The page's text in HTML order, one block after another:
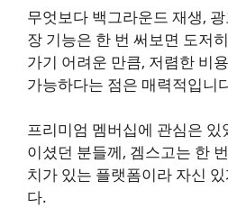
무엇보다 백그라운드 재생,
장 기능은 한 번 써보면 도저
가기 어려운 만큼, 저렴한 비
가능하다는 점은 매력적입니
프리미엄 멤버십에 관심은
이셨던 분들께, 겜스고는 한
치가 있는 플랫폼이라 자신
다.